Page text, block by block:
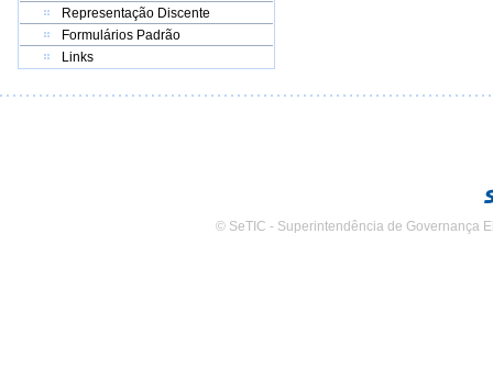
Representação Discente
Formulários Padrão
Links
© SeTIC - Superintendência de Governança